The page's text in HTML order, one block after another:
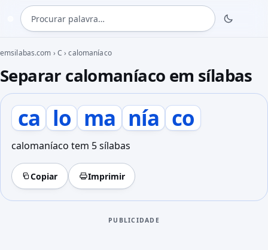
Procurar palavra
emsilabas.com › C ›calomaníaco
Separar calomaníaco em sílabas
ca lo ma nía co
calomaníaco tem 5 sílabas
Copiar Imprimir
PUBLICIDADE